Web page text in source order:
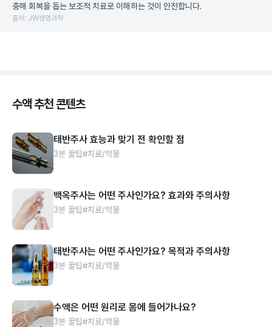
충해 회복을 돕는 보조적 치료로 이해하는 것이 안전합니다.
출처: JW생명과학
수액 추천 콘텐츠
태반주사 효능과 맞기 전 확인할 점
3분 꿀팁#치료/약물
백옥주사는 어떤 주사인가요? 효과와 주의사항
3분 꿀팁#치료/약물
태반주사는 어떤 주사인가요? 목적과 주의사항
3분 꿀팁#치료/약물
수액은 어떤 원리로 몸에 들어가나요?
3분 꿀팁#치료/약물